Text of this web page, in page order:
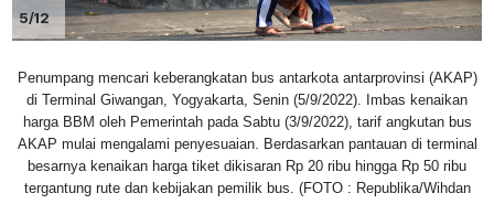
5/12
Penumpang mencari keberangkatan bus antarkota antarprovinsi (AKAP)
di Terminal Giwangan, Yogyakarta, Senin (5/9/2022). Imbas kenaikan
harga BBM oleh Pemerintah pada Sabtu (3/9/2022), tarif angkutan bus
AKAP mulai mengalami penyesuaian. Berdasarkan pantauan di terminal
besarnya kenaikan harga tiket dikisaran Rp 20 ribu hingga Rp 50 ribu
tergantung rute dan kebijakan pemilik bus. (FOTO : Republika/Wihdan